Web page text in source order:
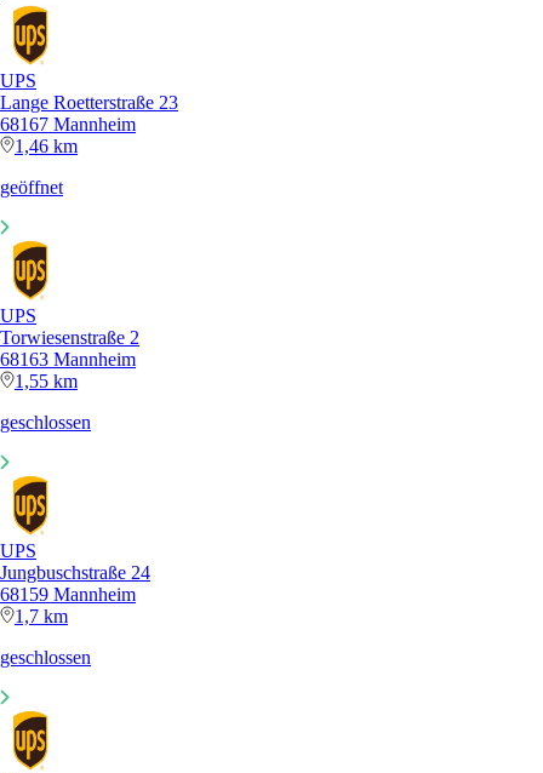
UPS
Lange Roetterstraße 23
68167 Mannheim
1,46 km
geöffnet
UPS
Torwiesenstraße 2
68163 Mannheim
1,55 km
geschlossen
UPS
Jungbuschstraße 24
68159 Mannheim
1,7 km
geschlossen